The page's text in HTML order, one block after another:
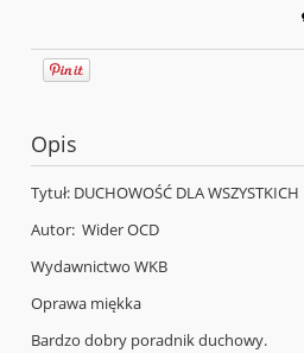
Opis
Tytuł: DUCHOWOŚĆ DLA WSZYSTKICH
Autor: Wider OCD
Wydawnictwo WKB
Oprawa miękka
Bardzo dobry poradnik duchowy.